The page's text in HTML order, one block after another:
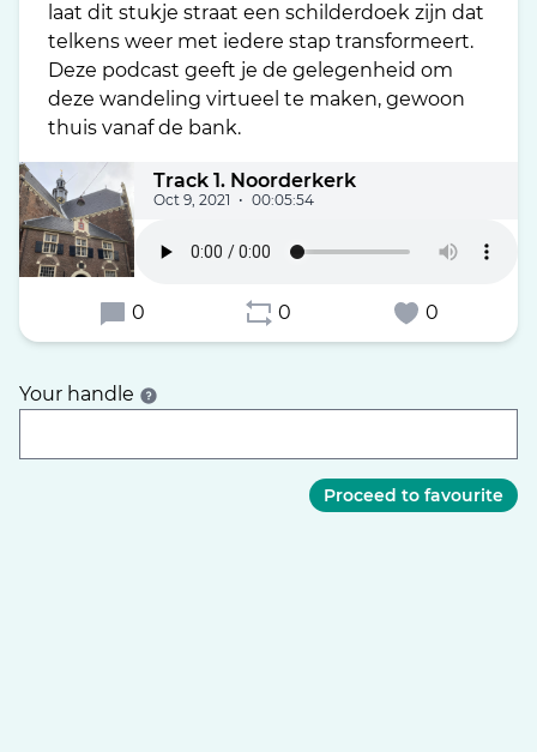
laat dit stukje straat een schilderdoek zijn dat
telkens weer met iedere stap transformeert.
Deze podcast geeft je de gelegenheid om
deze wandeling virtueel te maken, gewoon
thuis vanaf de bank.
Track 1. Noorderkerk
Oct 9, 2021 • 00:05:54
0 0 0
Your handle
Proceed to favourite